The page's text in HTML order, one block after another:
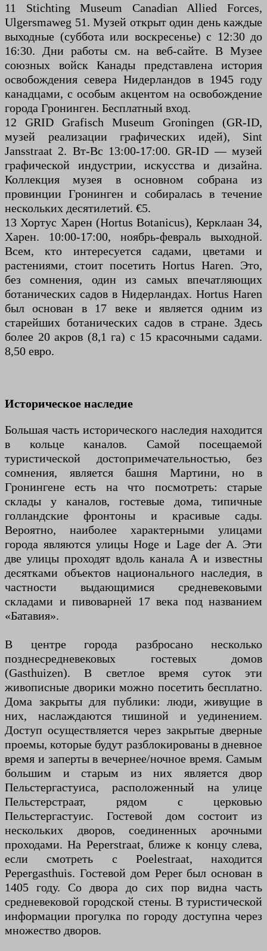
11 Stichting Museum Canadian Allied Forces,
Ulgersmaweg 51. Музей открыт один день каждые
выходные (суббота или воскресенье) с 12:30 до
16:30. Дни работы см. на веб-сайте. В Музее
союзных войск Канады представлена история
освобождения севера Нидерландов в 1945 году
канадцами, с особым акцентом на освобождение
города Гронинген. Бесплатный вход.
12 GRID Grafisch Museum Groningen (GR-ID,
музей реализации графических идей), Sint
Jansstraat 2. Вт-Вс 13:00-17:00. GR-ID — музей
графической индустрии, искусства и дизайна.
Коллекция музея в основном собрана из
провинции Гронинген и собиралась в течение
нескольких десятилетий. €5.
13 Хортус Харен (Hortus Botanicus), Керклаан 34,
Харен. 10:00-17:00, ноябрь-февраль выходной.
Всем, кто интересуется садами, цветами и
растениями, стоит посетить Hortus Haren. Это,
без сомнения, один из самых впечатляющих
ботанических садов в Нидерландах. Hortus Haren
был основан в 17 веке и является одним из
старейших ботанических садов в стране. Здесь
более 20 акров (8,1 га) с 15 красочными садами.
8,50 евро.
Историческое наследие
Большая часть исторического наследия находится
в кольце каналов. Самой посещаемой
туристической достопримечательностью, без
сомнения, является башня Мартини, но в
Гронингене есть на что посмотреть: старые
склады у каналов, гостевые дома, типичные
голландские фронтоны и красивые сады.
Вероятно, наиболее характерными улицами
города являются улицы Hoge и Lage der A. Эти
две улицы проходят вдоль канала А и известны
десятками объектов национального наследия, в
частности выдающимися средневековыми
складами и пивоварней 17 века под названием
«Батавия».
В центре города разбросано несколько
позднесредневековых гостевых домов
(Gasthuizen). В светлое время суток эти
живописные дворики можно посетить бесплатно.
Дома закрыты для публики: люди, живущие в
них, наслаждаются тишиной и уединением.
Доступ осуществляется через закрытые дверные
проемы, которые будут разблокированы в дневное
время и заперты в вечернее/ночное время. Самым
большим и старым из них является двор
Пельстергастуиса, расположенный на улице
Пельстерстраат, рядом с церковью
Пельстергастуис. Гостевой дом состоит из
нескольких дворов, соединенных арочными
проходами. На Peperstraat, ближе к концу слева,
если смотреть с Poelestraat, находится
Pepergasthuis. Гостевой дом Peper был основан в
1405 году. Со двора до сих пор видна часть
средневековой городской стены. В туристической
информации прогулка по городу доступна через
множество дворов.